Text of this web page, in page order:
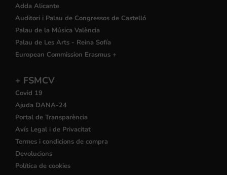
Adda Alicante
Auditori i Palau de Congressos de Castelló
Palau de la Música València
Palau de Les Arts - Reina Sofía
European Commission Erasmus +
+ FSMCV
Covid 19
Ajuda DANA-24
Portal de Transparència
Avís Legal i de Privacitat
Termes i condicions de compra
Devolucions
Política de cookies